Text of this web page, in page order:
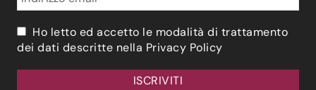
Ho letto ed accetto le modalità di trattamento
dei dati descritte nella Privacy Policy